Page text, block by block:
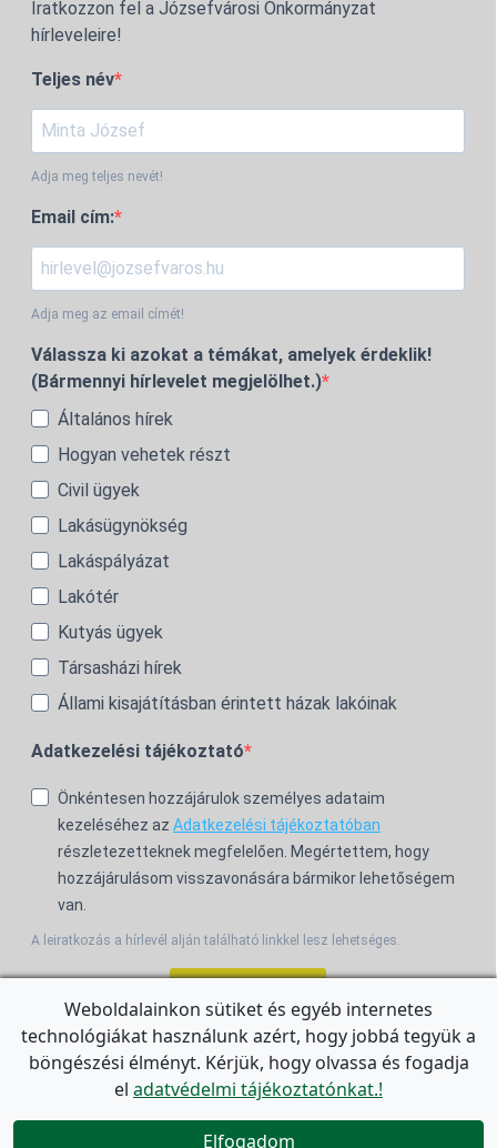
Iratkozzon fel a Józsefvárosi Önkormányzat
hírleveleire!
Teljes név
Adja meg teljes nevét!
Email cím:
Adja meg az email címét!
Válassza ki azokat a témákat, amelyek érdeklik!
(Bármennyi hírlevelet megjelölhet.)
Általános hírek
Hogyan vehetek részt
Civil ügyek
Lakásügynökség
Lakáspályázat
Lakótér
Kutyás ügyek
Társasházi hírek
Állami kisajátításban érintett házak lakóinak
Adatkezelési tájékoztató
Önkéntesen hozzájárulok személyes adataim
kezeléséhez az Adatkezelési tájékoztatóban
részletezetteknek megfelelően. Megértettem, hogy
hozzájárulásom visszavonására bármikor lehetőségem
van.
A leiratkozás a hírlevél alján található linkkel lesz lehetséges.
For the English Newsletter, clickHERE.

Weboldalainkon sütiket és egyéb internetes
technológiákat használunk azért, hogy jobbá tegyük a
böngészési élményt. Kérjük, hogy olvassa és fogadja
el adatvédelmi tájékoztatónkat.!
Elfogadom